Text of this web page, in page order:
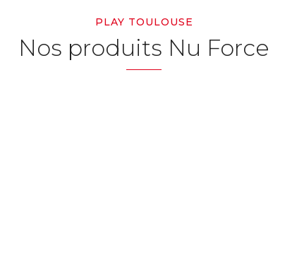
PLAY TOULOUSE
Nos produits Nu Force